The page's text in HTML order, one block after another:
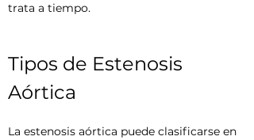
trata a tiempo.
Tipos de Estenosis
Aórtica
La estenosis aórtica puede clasificarse en